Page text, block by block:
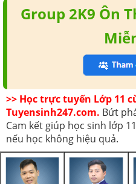
Group 2K9 Ôn
>> Học trực tuyến Lớp 11
Tuyensinh247.com. Bứt
Cam kết giúp học sinh lớp
nếu học không hiệu quả.